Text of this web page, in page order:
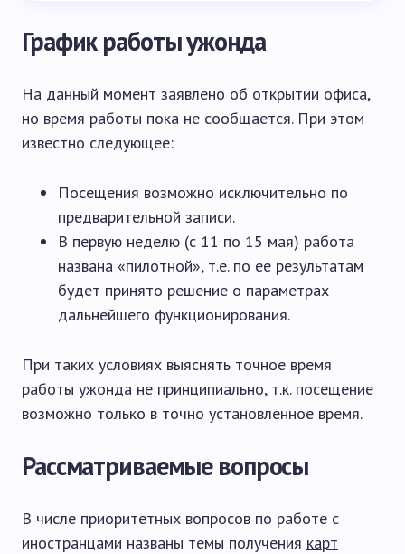
График работы ужонда
На данный момент заявлено об открытии офиса,
но время работы пока не сообщается. При этом
известно следующее:
Посещения возможно исключительно по
предварительной записи.
В первую неделю (с 11 по 15 мая) работа
названа «пилотной», т.е. по ее результатам
будет принято решение о параметрах
дальнейшего функционирования.
При таких условиях выяснять точное время
работы ужонда не принципиально, т.к. посещение
возможно только в точно установленное время.
Рассматриваемые вопросы
В числе приоритетных вопросов по работе с
иностранцами названы темы получения карт